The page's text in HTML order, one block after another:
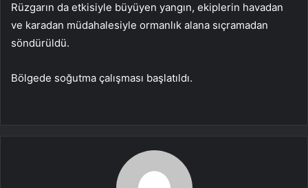
Rüzgarın da etkisiyle büyüyen yangın, ekiplerin havadan
ve karadan müdahalesiyle ormanlık alana sıçramadan
söndürüldü.
Bölgede soğutma çalışması başlatıldı.